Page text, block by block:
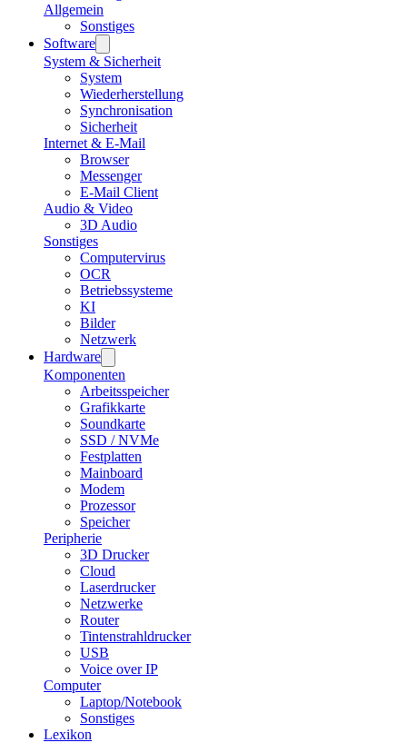
Allgemein
Sonstiges
Software
System & Sicherheit
System
Wiederherstellung
Synchronisation
Sicherheit
Internet & E-Mail
Browser
Messenger
E-Mail Client
Audio & Video
3D Audio
Sonstiges
Computervirus
OCR
Betriebssysteme
KI
Bilder
Netzwerk
Hardware
Komponenten
Arbeitsspeicher
Grafikkarte
Soundkarte
SSD / NVMe
Festplatten
Mainboard
Modem
Prozessor
Speicher
Peripherie
3D Drucker
Cloud
Laserdrucker
Netzwerke
Router
Tintenstrahldrucker
USB
Voice over IP
Computer
Laptop/Notebook
Sonstiges
Lexikon